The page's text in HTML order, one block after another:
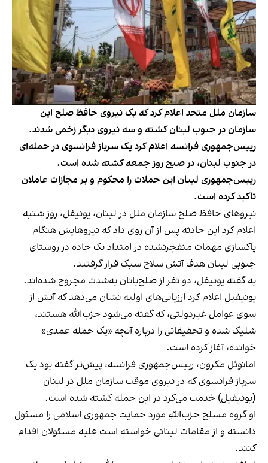
سازمان ملل متحد اعلام کرد که یک نیروی حافظ صلح این
سازمان در جنوب لبنان کشته و سه نیروی دیگر زخمی شدند.
رییس‌جمهوری فرانسه اعلام کرد یک سرباز فرانسوی در حمله‌ای
در جنوب لبنان، در صبح روز جمعه کشته شده است.
رییس‌جمهوری لبنان این حملات را محکوم و بر مجازات عاملان
تاکید کرده است.
نیروهای حافظ صلح سازمان ملل در لبنان، یونيفل، روز شنبه
اعلام کرد این حادثه پس از آن روی داد ‌که نیروهایش هنگام
پاکسازی مهمات منفجرنشده در امتداد یک جاده در روستای
جنوبی لبنان هدف آتش سلاح سبک قرار گرفتند.
به گفته یونیفل، دو نفر از صلح‌بانان به‌شدت مجروح شده‌اند.
یونيفيل اعلام کرد ارزیابی‌های اولیه نشان می‌دهد که آتش از
سوی عوامل غیردولتی، که گفته می‌شود حزب‌الله هستند،
شلیک شده و تحقیقاتی را درباره آنچه «یک حمله عمدی»
خوانده، آغاز کرده است.
امانوئل مکرون، رییس‌جمهوری فرانسه، پیش‌تر گفته بود یک
سرباز فرانسوی که در نیروی موقت سازمان ملل در لبنان
(یونيفيل) خدمت می‌کرد در این حمله کشته شده است.
او گروه مسلح حزب‌اللهِ مورد حمایت جمهوری اسلامی را مسئول
دانسته و از مقامات لبنانی خواسته است علیه مسئولان اقدام
کنند.